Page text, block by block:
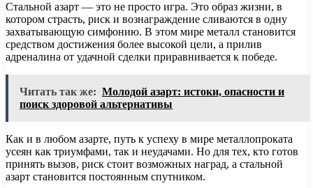
Стальной азарт — это не просто игра. Это образ жизни, в
котором страсть, риск и вознаграждение сливаются в одну
захватывающую симфонию. В этом мире металл становится
средством достижения более высокой цели, а прилив
адреналина от удачной сделки приравнивается к победе.
Читать так же: Молодой азарт: истоки, опасности и
поиск здоровой альтернативы
Как и в любом азарте, путь к успеху в мире металлопроката
усеян как триумфами, так и неудачами. Но для тех, кто готов
принять вызов, риск стоит возможных наград, а стальной
азарт становится постоянным спутником.